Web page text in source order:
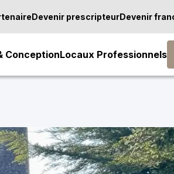
Devenir prescripteurDevenir
ConceptionLocaux Professionnels